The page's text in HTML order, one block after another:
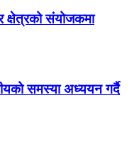
क्षेत्रको संयोजकमा
समस्या अध्ययन गर्दै